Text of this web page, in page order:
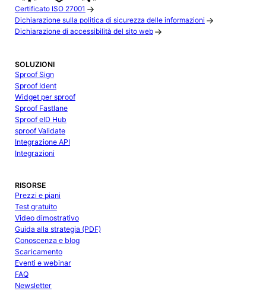
Certificato ISO 27001
Dichiarazione sulla politica di sicurezza delle informazioni
Dichiarazione di accessibilità del sito web
SOLUZIONI
Sproof Sign
Sproof Ident
Widget per sproof
Sproof Fastlane
Sproof eID Hub
sproof Validate
Integrazione API
Integrazioni
RISORSE
Prezzi e piani
Test gratuito
Video dimostrativo
Guida alla strategia (PDF)
Conoscenza e blog
Scaricamento
Eventi e webinar
FAQ
Newsletter